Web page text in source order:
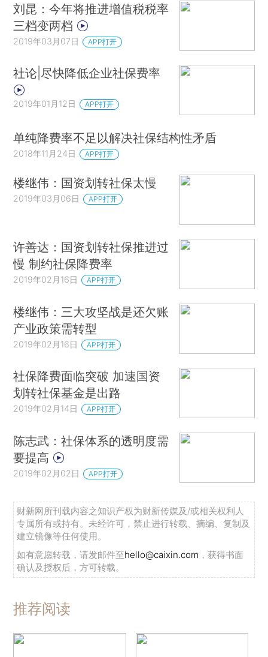
刘昆：今年将推进增值税税率
三档变两档
2019年03月07日 APP打开
社论|尽快降低企业社保费率
2019年01月12日 APP打开
单纯降费率不足以解决社保结构性矛盾
2018年11月24日 APP打开
楼继伟：国资划转社保太慢
2019年03月06日 APP打开
许善达：国资划转社保推进过
慢 制约社保降费率
2019年02月16日 APP打开
楼继伟：三大攻坚战是还欠账
产业政策需转型
2019年02月16日 APP打开
社保降费面临突破 加速国资
划转社保基金是出路
2019年02月14日 APP打开
陈志武：社保体系的透明度需
要提高
2019年02月02日 APP打开
财新网所刊载内容之知识产权为财新传媒及/或相关权利人
专属所有或持有。未经许可，禁止进行转载、摘编、复制及
建立镜像等任何使用。
如有意愿转载，请发邮件至hello@caixin.com ，获得书面
确认及授权后，方可转载。
推荐阅读